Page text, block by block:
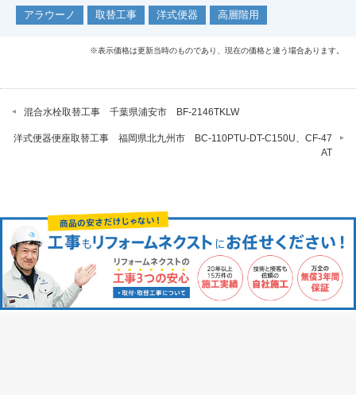
アラウーノ 取替工事 洋式便器 高層階用
※表示価格は更新当時のものであり、現在の価格と違う場合あります。
混合水栓取替工事 千葉県浦安市 BF-2146TKLW
洋式便器便座取替工事 福岡県北九州市 BC-110PTU-DT-C150U、CF-47
AT